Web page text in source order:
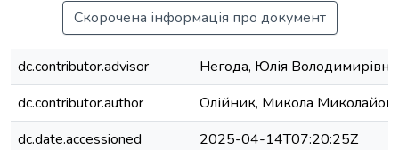
Скорочена інформація про документ
dc.contributor.advisor
Негода, Юлія Володимирівна
dc.contributor.author
Олійник, Микола
dc.date.accessioned
2025-04-14T07:20:25Z